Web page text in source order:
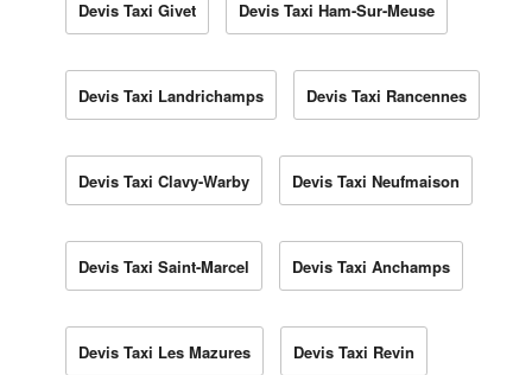
Devis Taxi Givet Devis Taxi Ham-Sur-Meuse
Devis Taxi Landrichamps Devis Taxi Rancennes
Devis Taxi Clavy-Warby Devis Taxi Neufmaison
Devis Taxi Saint-Marcel Devis Taxi Anchamps
Devis Taxi Les Mazures Devis Taxi Revin